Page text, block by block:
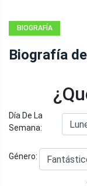
BIOGRAFÍA
Biografía
Día De La
Semana:
Género: